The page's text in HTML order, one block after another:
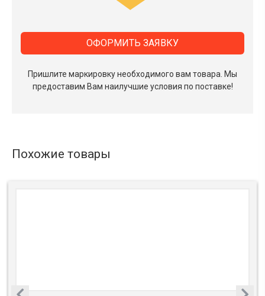
Пришлите маркировку необходимого вам товара. Мы
предоставим Вам наилучшие условия по поставке!
ОФОРМИТЬ ЗАЯВКУ
Похожие товары